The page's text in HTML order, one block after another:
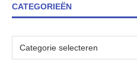
CATEGORIEËN